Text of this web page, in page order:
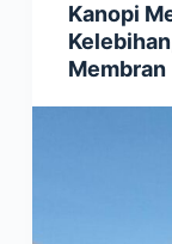
Kanopi
Membran